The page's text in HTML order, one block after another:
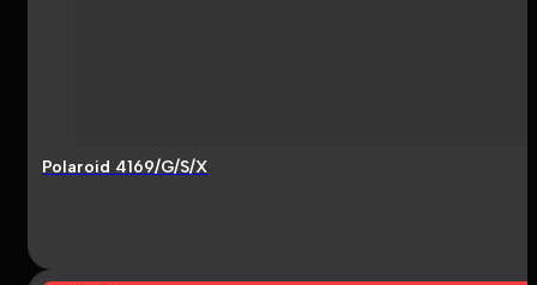
Polaroid 4169/G/S/X